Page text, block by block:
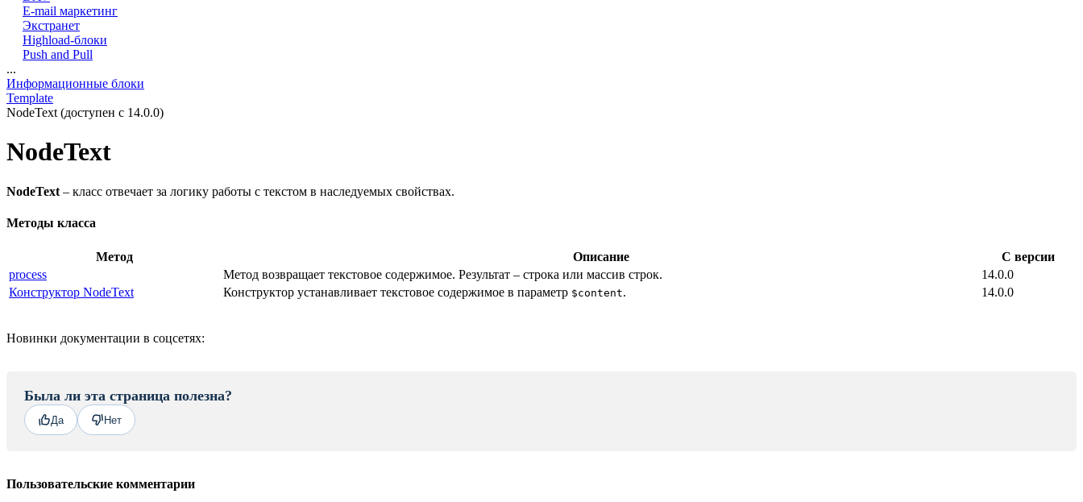
E-mail маркетинг
Экстранет
Highload-блоки
Push and Pull
...
Информационные блоки
Template
NodeText (доступен с 14.0.0)
NodeText
NodeText – класс отвечает за логику работы с текстом в наследуемых свойствах.
Методы класса
Метод Описание
С версии
process
Метод возвращает текстовое содержимое. Результат – строка или массив строк.
14.0.0
Конструктор NodeText
Конструктор устанавливает текстовое содержимое в параметр $content. 14.0.0
Новинки документации в соцсетях:
Была ли эта страница полезна?
Да Нет
Пользовательские комментарии